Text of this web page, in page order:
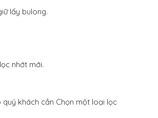
lấy bulong.
nhớt mới.
khách cần Chọn một loại lọc